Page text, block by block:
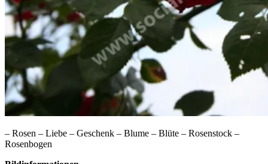
– Rosen – Liebe – Geschenk – Blume – Blüte – Rosenstock –
Rosenbogen